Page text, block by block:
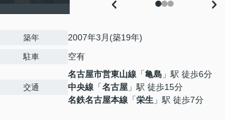
築年 2007年3月(築19年)
駐車 空有
交通
名古屋市営東山線 「亀島 」駅 徒歩6分
中央線 「名古屋 」駅 徒歩15分
名鉄名古屋本線 「栄生 」駅 徒歩7分